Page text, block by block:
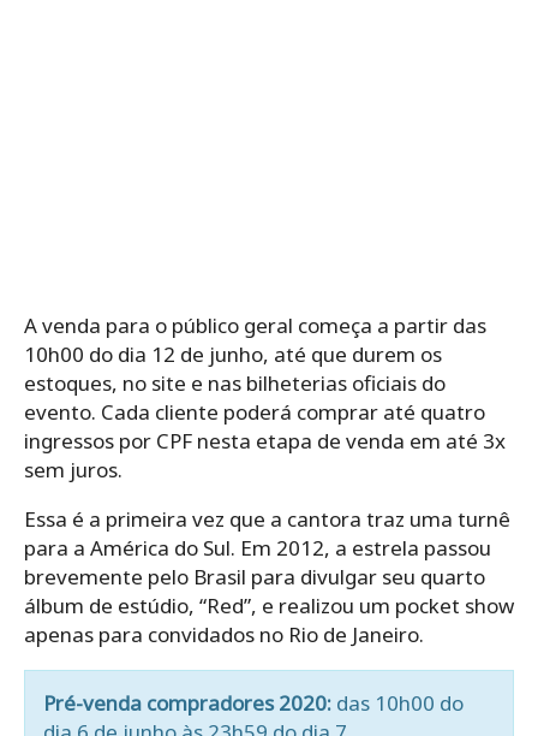
A venda para o público geral começa a partir das
10h00 do dia 12 de junho, até que durem os
estoques, no site e nas bilheterias oficiais do
evento. Cada cliente poderá comprar até quatro
ingressos por CPF nesta etapa de venda em até 3x
sem juros.
Essa é a primeira vez que a cantora traz uma turnê
para a América do Sul. Em 2012, a estrela passou
brevemente pelo Brasil para divulgar seu quarto
álbum de estúdio, “Red”, e realizou um pocket show
apenas para convidados no Rio de Janeiro.
Pré-venda compradores 2020: das 10h00 do